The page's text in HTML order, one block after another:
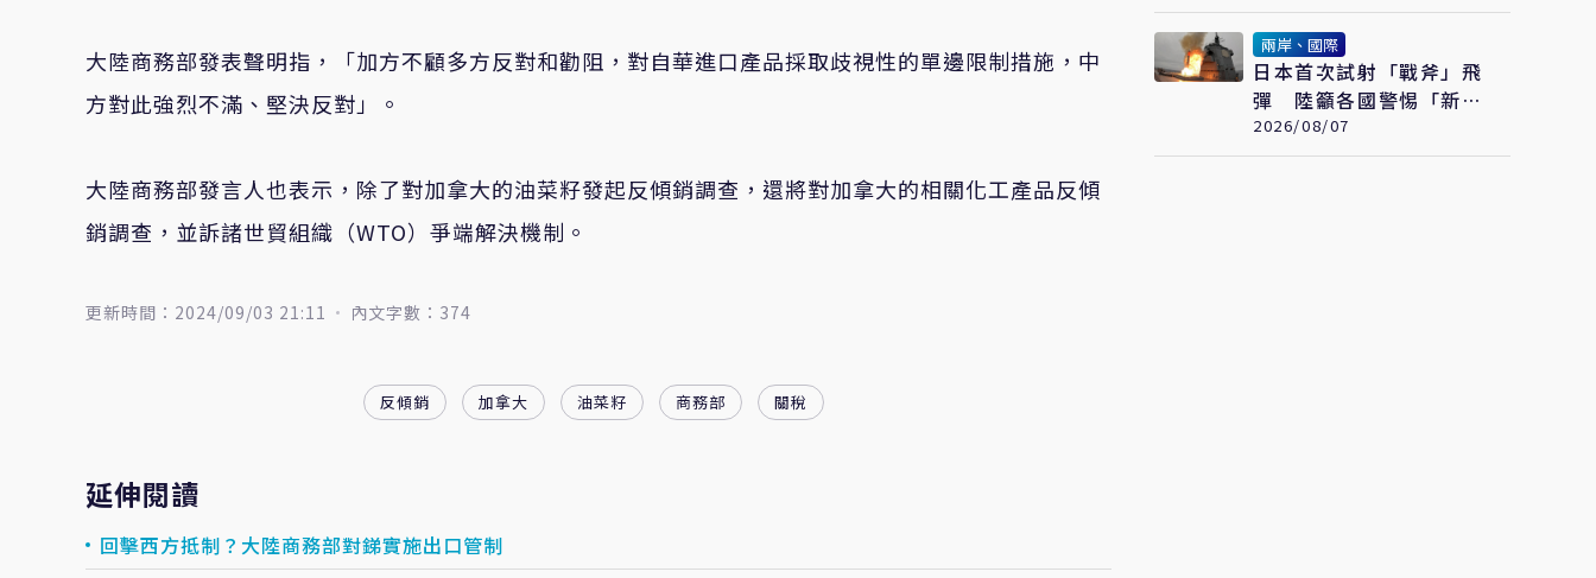
大陸商務部發表聲明指，「加方不顧多方反對和勸阻，對自華進口產品採取歧視性的單邊限制措施，中
方對此強烈不滿、堅決反對」。
大陸商務部發言人也表示，除了對加拿大的油菜籽發起反傾銷調查，還將對加拿大的相關化工產品反傾
銷調查，並訴諸世貿組織（WTO）爭端解決機制。
更新時間：2024/09/03 21:11 內文字數：374
反傾銷 加拿大 油菜籽 商務部 關稅
延伸閱讀
回擊西方抵制？大陸商務部對銻實施出口管制
兩岸、國際
日本首次試射「戰斧」飛
彈 陸籲各國警惕「新型
軍國主義」發展
2026/08/07